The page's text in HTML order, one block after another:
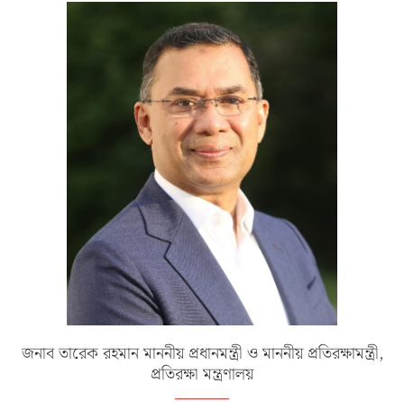
জনাব তারেক রহমান মাননীয় প্রধানমন্ত্রী ও মাননীয় প্রতিরক্ষামন্ত্রী,
প্রতিরক্ষা মন্ত্রণালয়